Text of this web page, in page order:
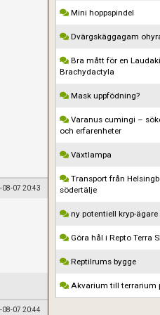
08-07 20:43
08-07 20:44
Mini hoppspindel
Dvärgskäggagam
Bra mått för en
Brachydactyla
Mask uppfödning?
Varanus cumingi –
och erfarenheter
Växtlampa
Transport från
södertälje
ny potentiell kryp-ägare
Göra hål i Repto Terra
Reptilrums bygge
Akvarium till terrarium